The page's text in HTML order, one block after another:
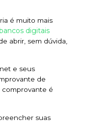
é muito mais
digitais
abrir, sem dúvida,
e seus
de
comprovante é
suas